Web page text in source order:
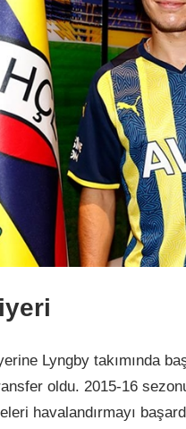
Lyngby takımında
oldu. 2015-16
havalandırmayı